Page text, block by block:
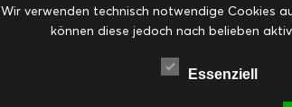
Wir verwenden technisch notwendige Cookies
können diese jedoch nach belieben
Essenziell